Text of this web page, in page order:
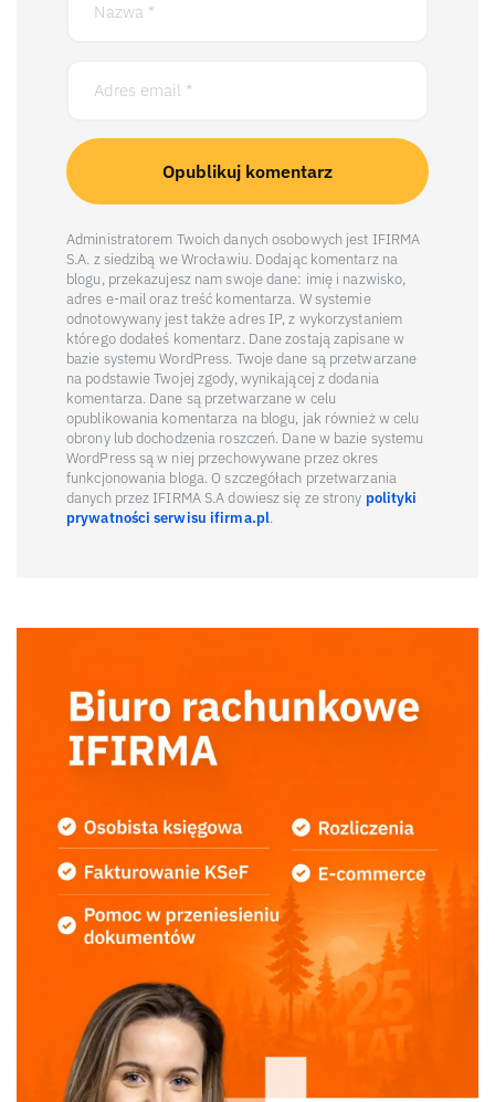
Administratorem Twoich danych osobowych jest IFIRMA
S.A. z siedzibą we Wrocławiu. Dodając komentarz na
blogu, przekazujesz nam swoje dane: imię i nazwisko,
adres e-mail oraz treść komentarza. W systemie
odnotowywany jest także adres IP, z wykorzystaniem
którego dodałeś komentarz. Dane zostają zapisane w
bazie systemu WordPress. Twoje dane są przetwarzane
na podstawie Twojej zgody, wynikającej z dodania
komentarza. Dane są przetwarzane w celu
opublikowania komentarza na blogu, jak również w celu
obrony lub dochodzenia roszczeń. Dane w bazie systemu
WordPress są w niej przechowywane przez okres
funkcjonowania bloga. O szczegółach przetwarzania
danych przez IFIRMA S.A dowiesz się ze strony polityki
prywatności serwisu ifirma.pl.